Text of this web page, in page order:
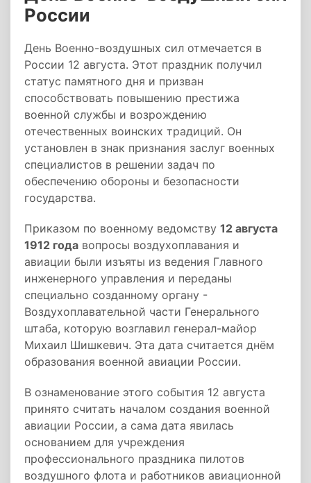
России
День Военно-воздушных сил отмечается в
России 12 августа. Этот праздник получил
статус памятного дня и призван
способствовать повышению престижа
военной службы и возрождению
отечественных воинских традиций. Он
установлен в знак признания заслуг военных
специалистов в решении задач по
обеспечению обороны и безопасности
государства.
Приказом по военному ведомству 12 августа
1912 года вопросы воздухоплавания и
авиации были изъяты из ведения Главного
инженерного управления и переданы
специально созданному органу -
Воздухоплавательной части Генерального
штаба, которую возглавил генерал-майор
Михаил Шишкевич. Эта дата считается днём
образования военной авиации России.
В ознаменование этого события 12 августа
принято считать началом создания военной
авиации России, а сама дата явилась
основанием для учреждения
профессионального праздника пилотов
воздушного флота и работников авиационной